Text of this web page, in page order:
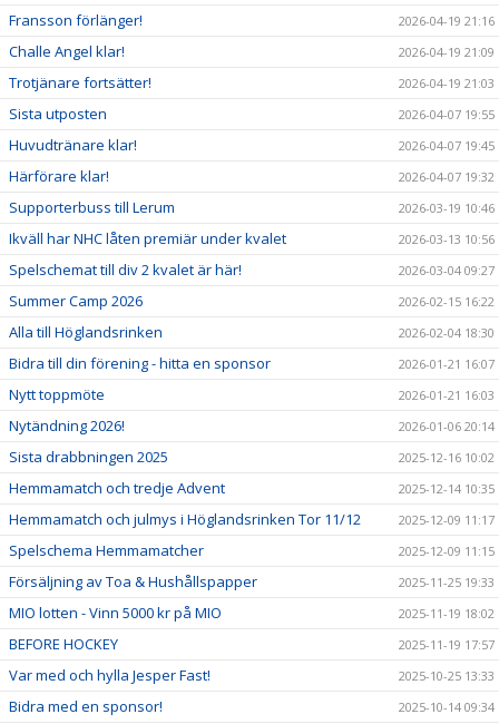
Fransson förlänger! 2026-04-19 21:16
Challe Angel klar! 2026-04-19 21:09
Trotjänare fortsätter! 2026-04-19 21:03
Sista utposten 2026-04-07 19:55
Huvudtränare klar! 2026-04-07 19:45
Härförare klar! 2026-04-07 19:32
Supporterbuss till Lerum 2026-03-19 10:46
Ikväll har NHC låten premiär under kvalet 2026-03-13 10:56
Spelschemat till div 2 kvalet är här! 2026-03-04 09:27
Summer Camp 2026 2026-02-15 16:22
Alla till Höglandsrinken 2026-02-04 18:30
Bidra till din förening - hitta en sponsor 2026-01-21 16:07
Nytt toppmöte 2026-01-21 16:03
Nytändning 2026! 2026-01-06 20:14
Sista drabbningen 2025 2025-12-16 10:02
Hemmamatch och tredje Advent 2025-12-14 10:35
Hemmamatch och julmys i Höglandsrinken Tor 11/12 2025-12-09 11:17
Spelschema Hemmamatcher 2025-12-09 11:15
Försäljning av Toa & Hushållspapper 2025-11-25 19:33
MIO lotten - Vinn 5000 kr på MIO 2025-11-19 18:02
BEFORE HOCKEY 2025-11-19 17:57
Var med och hylla Jesper Fast! 2025-10-25 13:33
Bidra med en sponsor! 2025-10-14 09:34